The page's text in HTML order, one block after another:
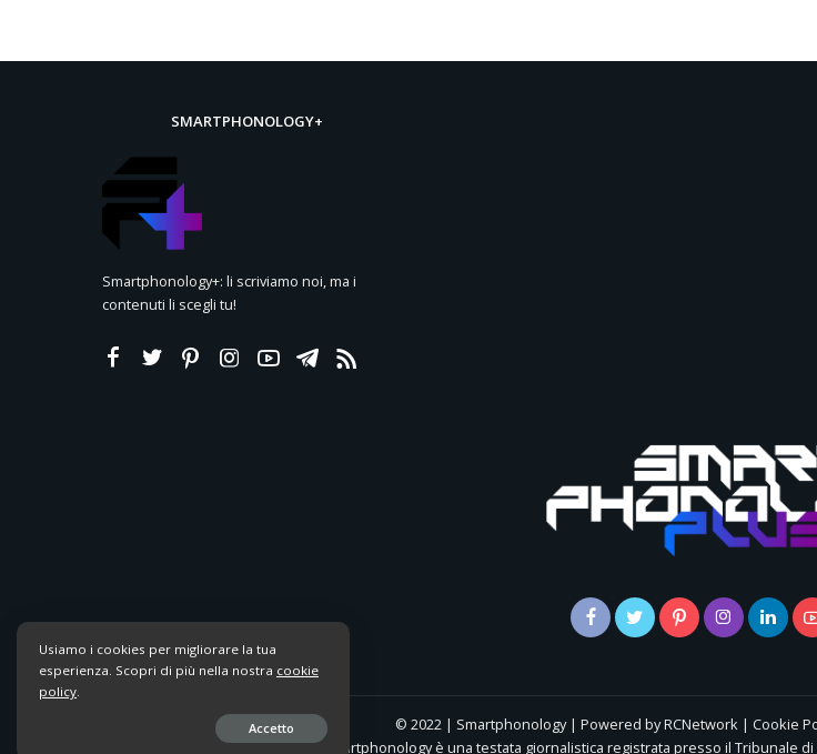
SMARTPHONOLOGY+
Smartphonology+: li scriviamo noi, ma i
contenuti li scegli tu!
© 2022 | Smartphonology | Powered byRCNetwork| Cookie
Smartphonology è una testata giornalistica registrata presso il Tribunale di
Usiamo i cookies per migliorare la tua
esperienza. Scopri di più nella nostra cookie
policy.
Accetto